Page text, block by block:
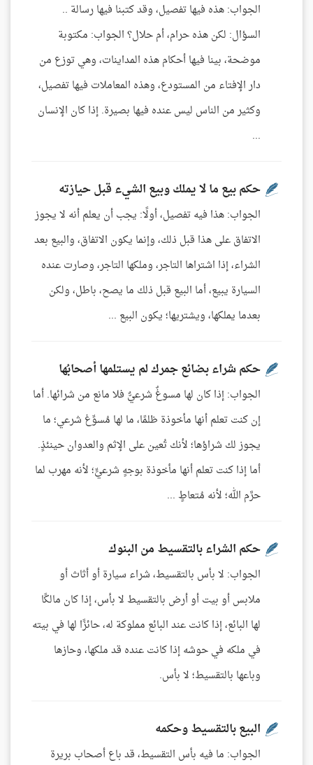
الجواب: هذه فيها تفصيل، وقد كتبنا فيها رسالة ..
السؤال: لكن هذه حرام، أم حلال؟ الجواب: مكتوبة
موضحة، بينا فيها أحكام هذه المداينات، وهي توزع من
دار الإفتاء من المستودع، وهذه المعاملات فيها تفصيل،
وكثير من الناس ليس عنده فيها بصيرة. إذا كان الإنسان
...
حكم بيع ما لا يملك وبيع الشيء قبل حيازته
الجواب: هذا فيه تفصيل، أولًا: يجب أن يعلم أنه لا يجوز
الاتفاق على هذا قبل ذلك، وإنما يكون الاتفاق، والبيع بعد
الشراء، إذا اشتراها التاجر، وملكها التاجر، وصارت عنده
السيارة يبيع، أما البيع قبل ذلك ما يصح، باطل، ولكن
بعدما يملكها، ويشتريها؛ يكون البيع ...
حكم شراء بضائع جمرك لم يستلمها أصحابُها
الجواب: إذا كان لها مسوغٌ شرعيٌّ فلا مانع من شرائها. أما
إن كنت تعلم أنها مأخوذة ظلمًا، ما لها مُسوِّغ شرعي؛ ما
يجوز لك شراؤها؛ لأنك تُعين على الإثم والعدوان حينئذٍ.
أما إذا كنت تعلم أنها مأخوذة بوجهٍ شرعيٍّ؛ لأنه مهرب لما
حرَّم الله؛ لأنه مُتعاطٍ ...
حكم الشراء بالتقسيط من البنوك
الجواب: لا بأس بالتقسيط، شراء سيارة أو أثاث أو
ملابس أو بيت أو أرض بالتقسيط لا بأس، إذا كان مالكًا
لها البائع، إذا كانت عند البائع مملوكة له، حائزًا لها في بيته
في ملكه في حوشه إذا كانت عنده قد ملكها، وحازها
وباعها بالتقسيط؛ لا بأس.
البيع بالتقسيط وحكمه
الجواب: ما فيه بأس التقسيط، قد باع أصحاب بريرة